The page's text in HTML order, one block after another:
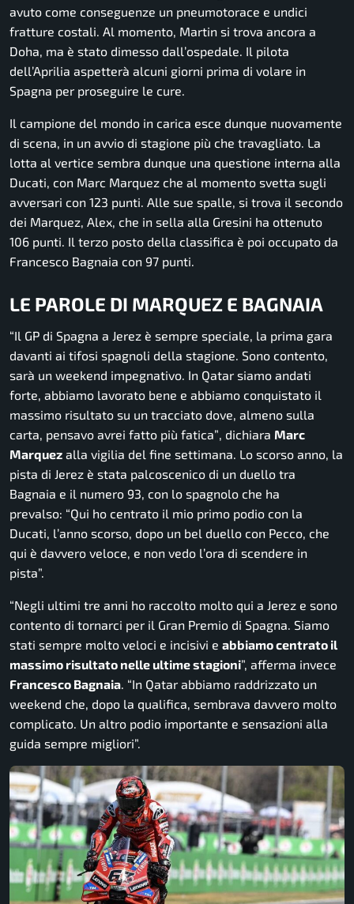
avuto come conseguenze un pneumotorace e undici
fratture costali. Al momento, Martin si trova ancora a
Doha, ma è stato dimesso dall’ospedale. Il pilota
dell’Aprilia aspetterà alcuni giorni prima di volare in
Spagna per proseguire le cure.
Il campione del mondo in carica esce dunque nuovamente
di scena, in un avvio di stagione più che travagliato. La
lotta al vertice sembra dunque una questione interna alla
Ducati, con Marc Marquez che al momento svetta sugli
avversari con 123 punti. Alle sue spalle, si trova il secondo
dei Marquez, Alex, che in sella alla Gresini ha ottenuto
106 punti. Il terzo posto della classifica è poi occupato da
Francesco Bagnaia con 97 punti.
LE PAROLE DI MARQUEZ E BAGNAIA
“Il GP di Spagna a Jerez è sempre speciale, la prima gara
davanti ai tifosi spagnoli della stagione. Sono contento,
sarà un weekend impegnativo. In Qatar siamo andati
forte, abbiamo lavorato bene e abbiamo conquistato il
massimo risultato su un tracciato dove, almeno sulla
carta, pensavo avrei fatto più fatica” , dichiara Marc
Marquez alla vigilia del fine settimana. Lo scorso anno, la
pista di Jerez è stata palcoscenico di un duello tra
Bagnaia e il numero 93, con lo spagnolo che ha
prevalso: “Qui ho centrato il mio primo podio con la
Ducati, l’anno scorso, dopo un bel duello con Pecco, che
qui è davvero veloce, e non vedo l’ora di scendere in
pista”.
“Negli ultimi tre anni ho raccolto molto qui a Jerez e sono
contento di tornarci per il Gran Premio di Spagna. Siamo
stati sempre molto veloci e incisivi e abbiamo centrato il
massimo risultato nelle ultime stagioni”, afferma invece
Francesco Bagnaia . “In Qatar abbiamo raddrizzato un
weekend che, dopo la qualifica, sembrava davvero molto
complicato. Un altro podio importante e sensazioni alla
guida sempre migliori”.